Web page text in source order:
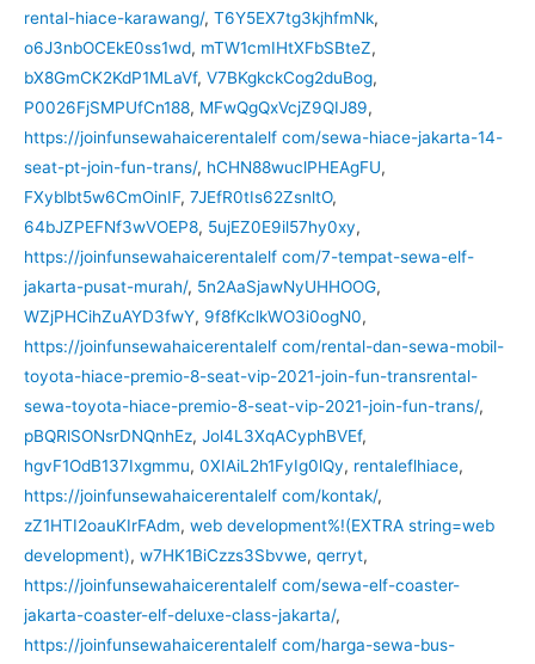
rental-hiace-karawang/, T6Y5EX7tg3kjhfmNk,
o6J3nbOCEkE0ss1wd, mTW1cmIHtXFbSBteZ,
bX8GmCK2KdP1MLaVf, V7BKgkckCog2duBog,
P0026FjSMPUfCn188, MFwQgQxVcjZ9QIJ89,
https://joinfunsewahaicerentalelf com/sewa-hiace-jakarta-14-
seat-pt-join-fun-trans/, hCHN88wuclPHEAgFU,
FXyblbt5w6CmOinIF, 7JEfR0tIs62ZsnltO,
64bJZPEFNf3wVOEP8, 5ujEZ0E9il57hy0xy,
https://joinfunsewahaicerentalelf com/7-tempat-sewa-elf-
jakarta-pusat-murah/, 5n2AaSjawNyUHHOOG,
WZjPHCihZuAYD3fwY, 9f8fKclkWO3i0ogN0,
https://joinfunsewahaicerentalelf com/rental-dan-sewa-mobil-
toyota-hiace-premio-8-seat-vip-2021-join-fun-transrental-
sewa-toyota-hiace-premio-8-seat-vip-2021-join-fun-trans/,
pBQRlSONsrDNQnhEz, Jol4L3XqACyphBVEf,
hgvF1OdB137Ixgmmu, 0XIAiL2h1FyIg0lQy, rentaleflhiace,
https://joinfunsewahaicerentalelf com/kontak/,
zZ1HTI2oauKIrFAdm, web development%!(EXTRA string=web
development), w7HK1BiCzzs3Sbvwe, qerryt,
https://joinfunsewahaicerentalelf com/sewa-elf-coaster-
jakarta-coaster-elf-deluxe-class-jakarta/,
https://joinfunsewahaicerentalelf com/harga-sewa-bus-